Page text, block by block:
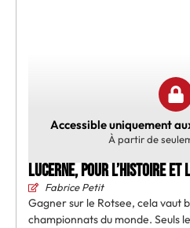
Accessible uniquement
À partir de
Lucerne, pour l’Histoire et
Fabrice Petit
Gagner sur le Rotsee, cela vaut
championnats du monde. Seuls